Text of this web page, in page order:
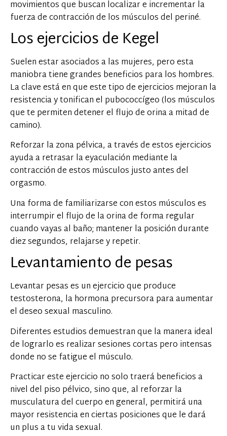
movimientos que buscan localizar e incrementar la
fuerza de contracción de los músculos del periné.
Los ejercicios de Kegel
Suelen estar asociados a las mujeres, pero esta
maniobra tiene grandes beneficios para los hombres.
La clave está en que este tipo de ejercicios mejoran la
resistencia y tonifican el pubococcígeo (los músculos
que te permiten detener el flujo de orina a mitad de
camino).
Reforzar la zona pélvica, a través de estos ejercicios
ayuda a retrasar la eyaculación mediante la
contracción de estos músculos justo antes del
orgasmo.
Una forma de familiarizarse con estos músculos es
interrumpir el flujo de la orina de forma regular
cuando vayas al baño; mantener la posición durante
diez segundos, relajarse y repetir.
Levantamiento de pesas
Levantar pesas es un ejercicio que produce
testosterona, la hormona precursora para aumentar
el deseo sexual masculino.
Diferentes estudios demuestran que la manera ideal
de lograrlo es realizar sesiones cortas pero intensas
donde no se fatigue el músculo.
Practicar este ejercicio no solo traerá beneficios a
nivel del piso pélvico, sino que, al reforzar la
musculatura del cuerpo en general, permitirá una
mayor resistencia en ciertas posiciones que le dará
un plus a tu vida sexual.